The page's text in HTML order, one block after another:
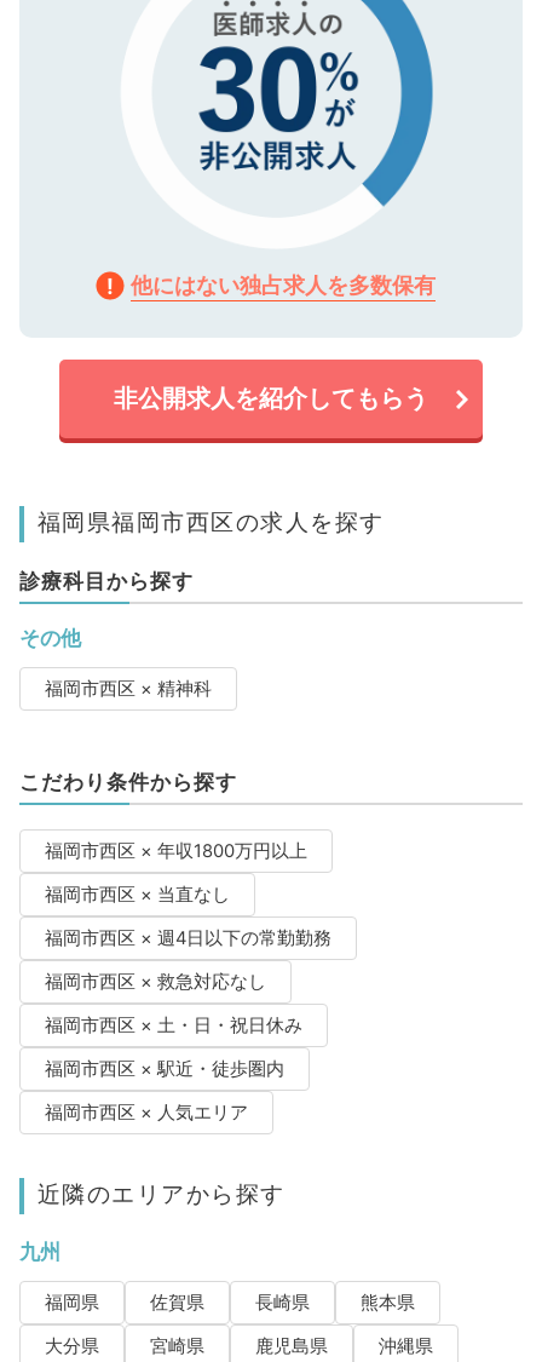
他にはない独占求人を多数保有
非公開求人を紹介してもらう
福岡県福岡市西区の求人を探す
診療科目から探す
その他
福岡市西区 × 精神科
こだわり条件から探す
福岡市西区 × 年収1800万円以上
福岡市西区 × 当直なし
福岡市西区 × 週4日以下の常勤勤務
福岡市西区 × 救急対応なし
福岡市西区 × 土・日・祝日休み
福岡市西区 × 駅近・徒歩圏内
福岡市西区 × 人気エリア
近隣のエリアから探す
九州
福岡県 佐賀県 長崎県
熊本県
大分県
宮崎県 鹿児島県 沖縄県